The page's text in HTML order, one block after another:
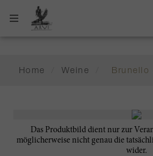
Home Weine Brunello
Das Produktbild dient nur zur
möglicherweise nicht genau die
wider.